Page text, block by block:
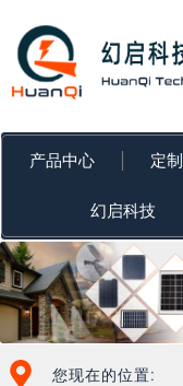
容
产品中心 定
幻启科技
您现在的位置: